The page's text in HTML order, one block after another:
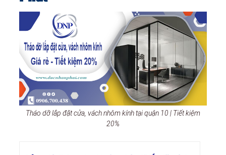
Tháo dỡ lắp đặt cửa, vách nhôm kính tại quận 10 | Tiết kiệm
20%